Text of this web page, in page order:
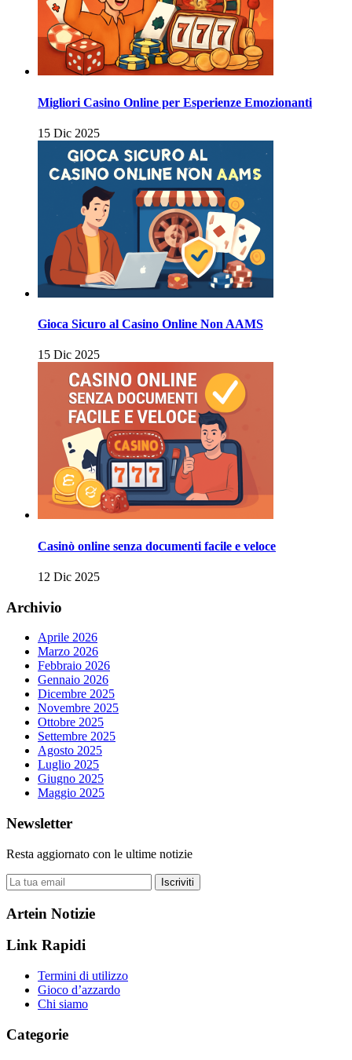
Migliori Casino Online per Esperienze Emozionanti
15 Dic 2025
Gioca Sicuro al Casino Online Non AAMS
15 Dic 2025
Casinò online senza documenti facile e veloce
12 Dic 2025
Archivio
Aprile 2026
Marzo 2026
Febbraio 2026
Gennaio 2026
Dicembre 2025
Novembre 2025
Ottobre 2025
Settembre 2025
Agosto 2025
Luglio 2025
Giugno 2025
Maggio 2025
Newsletter
Resta aggiornato con le ultime notizie
Iscriviti
Artein Notizie
Link Rapidi
Termini di utilizzo
Gioco d’azzardo
Chi siamo
Categorie